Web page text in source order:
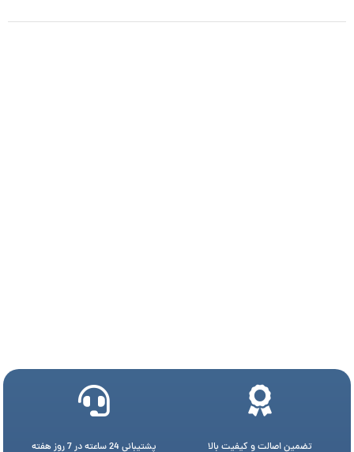
تضمین اصالت و کیفیت بالا پشتیبانی 24 ساعته در 7 روز هفته